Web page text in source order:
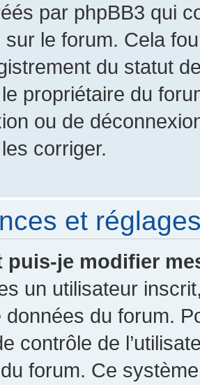
par phpBB3 qui
sur le forum. Cela
du statut
propriétaire du
ou de
corriger.
et
puis-je modifier
un utilisateur
données du forum.
contrôle de
forum. Ce